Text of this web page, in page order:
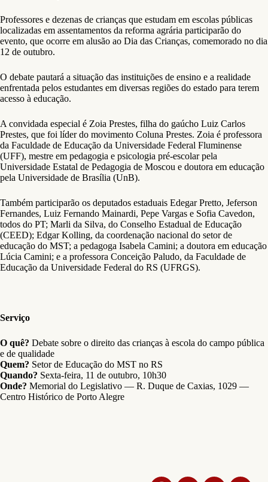
Professores e dezenas de crianças que estudam em escolas públicas
localizadas em assentamentos da reforma agrária participarão do
evento, que ocorre em alusão ao Dia das Crianças, comemorado no dia
12 de outubro.
O debate pautará a situação das instituições de ensino e a realidade
enfrentada pelos estudantes em diversas regiões do estado para terem
acesso à educação.
A convidada especial é Zoia Prestes, filha do gaúcho Luiz Carlos
Prestes, que foi líder do movimento Coluna Prestes. Zoia é professora
da Faculdade de Educação da Universidade Federal Fluminense
(UFF), mestre em pedagogia e psicologia pré-escolar pela
Universidade Estatal de Pedagogia de Moscou e doutora em educação
pela Universidade de Brasília (UnB).
Também participarão os deputados estaduais Edegar Pretto, Jeferson
Fernandes, Luiz Fernando Mainardi, Pepe Vargas e Sofia Cavedon,
todos do PT; Marli da Silva, do Conselho Estadual de Educação
(CEED); Edgar Kolling, da coordenação nacional do setor de
educação do MST; a pedagoga Isabela Camini; a doutora em educação
Lúcia Camini; e a professora Conceição Paludo, da Faculdade de
Educação da Universidade Federal do RS (UFRGS).
Serviço
O quê? Debate sobre o direito das crianças à escola do campo pública
e de qualidade
Quem? Setor de Educação do MST no RS
Quando? Sexta-feira, 11 de outubro, 10h30
Onde? Memorial do Legislativo — R. Duque de Caxias, 1029 —
Centro Histórico de Porto Alegre